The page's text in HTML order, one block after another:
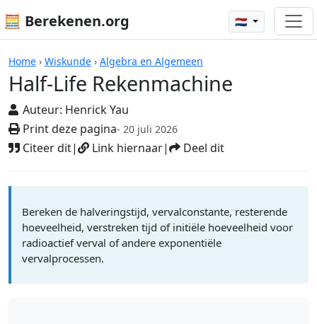
🧮 Berekenen.org 🇳🇱
Home › Wiskunde › Algebra en Algemeen
Half-Life Rekenmachine
Auteur: Henrick Yau
Print deze pagina- 20 juli 2026
Citeer dit| Link hiernaar| Deel dit
Rekenmachines
Bereken de halveringstijd, vervalconstante, resterende
hoeveelheid, verstreken tijd of initiële hoeveelheid voor
radioactief verval of andere exponentiële
vervalprocessen.